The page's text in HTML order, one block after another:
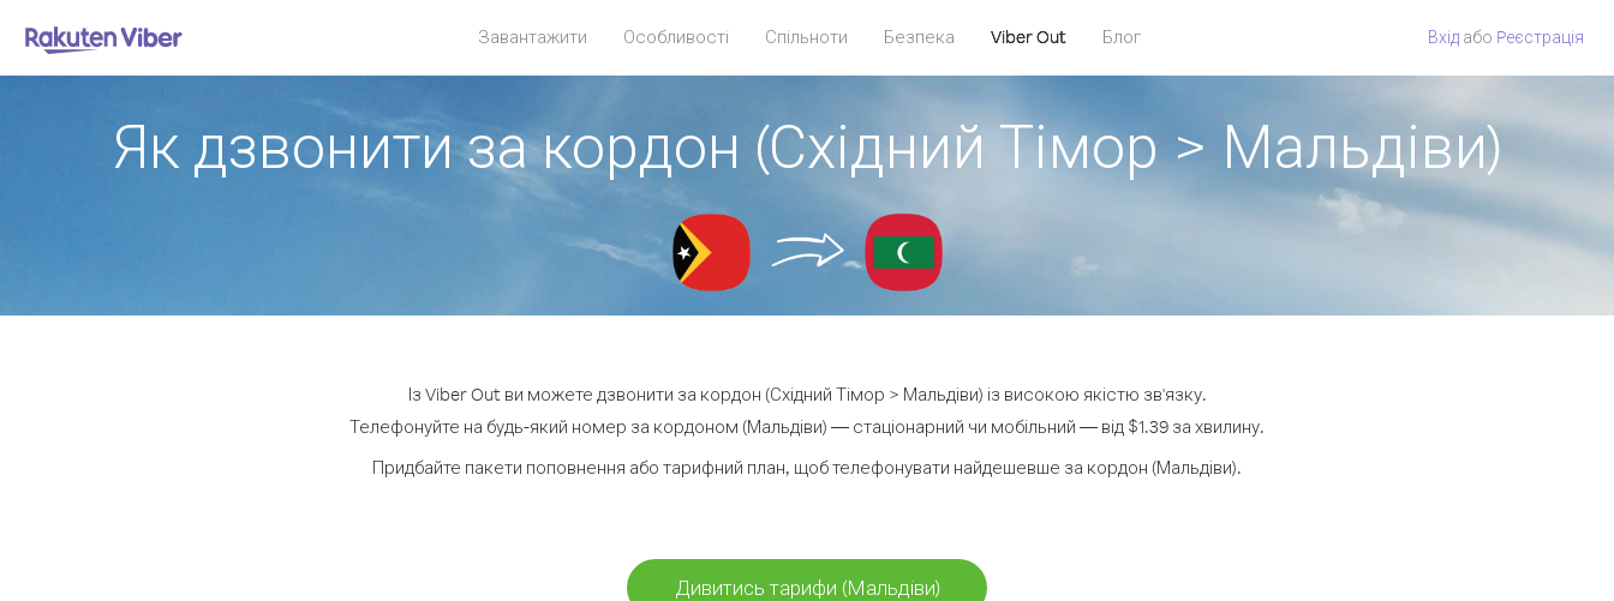
Завантажити Особливості Спільноти Безпека Viber Out Блог Вхід або Pеєстрація
Як дзвонити за кордон (Східний Тімор > Мальдіви)
Із Viber Out ви можете дзвонити за кордон (Східний Тімор > Мальдіви) із високою якістю зв'язку.
Телефонуйте на будь-який номер за кордоном (Мальдіви) — стаціонарний чи мобільний — від $1.39 за хвилину.
Придбайте пакети поповнення або тарифний план, щоб телефонувати найдешевше за кордон (Мальдіви).
Дивитись тарифи (Мальдіви)